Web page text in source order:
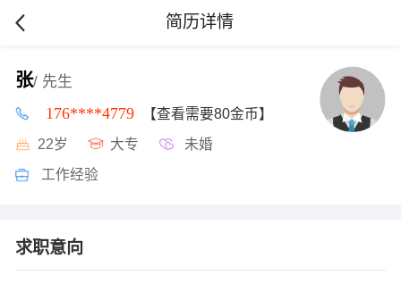
简历详情
张/ 先生
176****4779 【查看需要80金币】
22岁 大专 未婚
工作经验
求职意向